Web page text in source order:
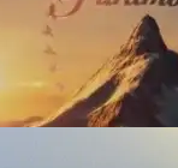
Этапы